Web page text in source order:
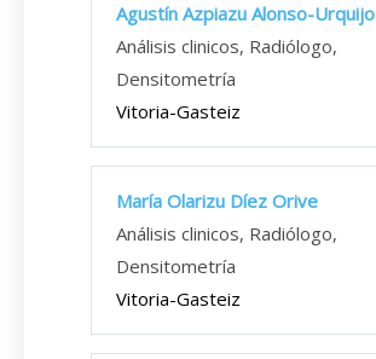
Agustín Azpiazu Alonso-Urquijo
Análisis clinicos, Radiólogo,
Densitometría
Vitoria-Gasteiz
María Olarizu Díez Orive
Análisis clinicos, Radiólogo,
Densitometría
Vitoria-Gasteiz